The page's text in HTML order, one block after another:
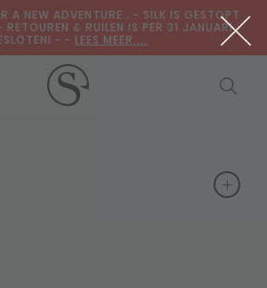
A NEW ADVENTURE.. - SILK IS GESTOPT
& RUILEN IS PER 31 JANUARI
- - LEES MEER....
+